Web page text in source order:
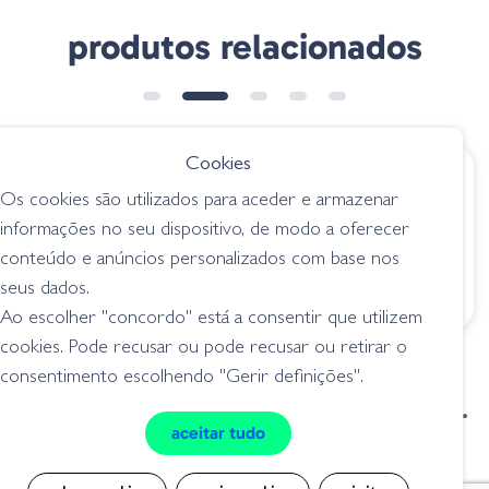
Tharp Honey Badger oferecem desempenho de nível de elite a
preços de derby de fim de semana.
Modelo: TS711XHFC
Nº de elementos: 1
Power: XH
Específica: Okeechobee Special
produtos relacionados
€ 136.00
Sakura TRINIS
TRCA 701 M
Powell Naked 6104
CB
Glass/Composite
condições de venda
livro de reclamações
privacidade
cookies
Cookies
Os cookies são utilizados para aceder e armazenar
informações no seu dispositivo, de modo a oferecer
conteúdo e anúncios personalizados com base nos
seus dados.
Ao escolher "concordo" está a consentir que utilizem
cookies. Pode recusar ou pode recusar ou retirar o
consentimento escolhendo "Gerir definições".
aceitar tudo